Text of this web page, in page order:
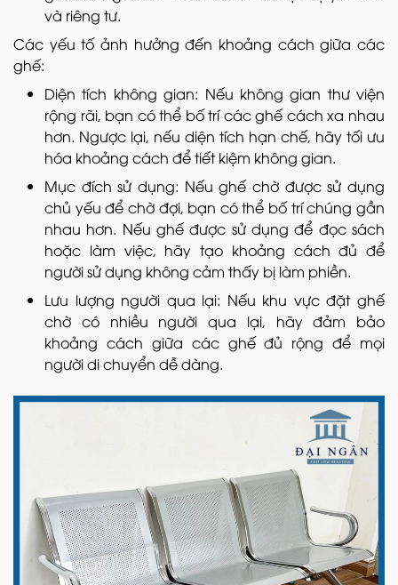
và riêng tư.
Các yếu tố ảnh hưởng đến khoảng cách giữa các
ghế:
Diện tích không gian: Nếu không gian thư viện
rộng rãi, bạn có thể bố trí các ghế cách xa nhau
hơn. Ngược lại, nếu diện tích hạn chế, hãy tối ưu
hóa khoảng cách để tiết kiệm không gian.
Mục đích sử dụng: Nếu ghế chờ được sử dụng
chủ yếu để chờ đợi, bạn có thể bố trí chúng gần
nhau hơn. Nếu ghế được sử dụng để đọc sách
hoặc làm việc, hãy tạo khoảng cách đủ để
người sử dụng không cảm thấy bị làm phiền.
Lưu lượng người qua lại: Nếu khu vực đặt ghế
chờ có nhiều người qua lại, hãy đảm bảo
khoảng cách giữa các ghế đủ rộng để mọi
người di chuyển dễ dàng.